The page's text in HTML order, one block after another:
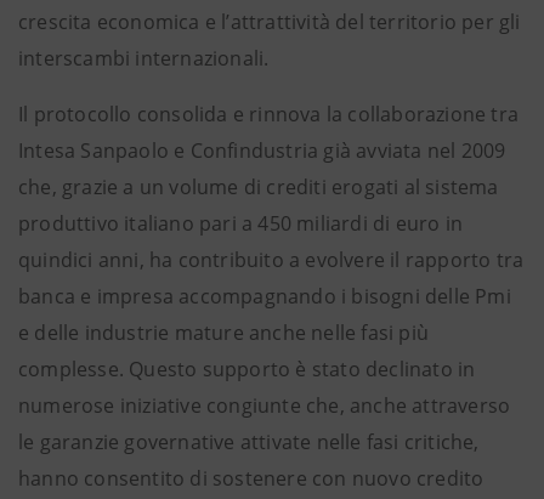
crescita economica e l’attrattività del territorio per gli
interscambi internazionali.
Il protocollo consolida e rinnova la collaborazione tra
Intesa Sanpaolo e Confindustria già avviata nel 2009
che, grazie a un volume di crediti erogati al sistema
produttivo italiano pari a 450 miliardi di euro in
quindici anni, ha contribuito a evolvere il rapporto tra
banca e impresa accompagnando i bisogni delle Pmi
e delle industrie mature anche nelle fasi più
complesse. Questo supporto è stato declinato in
numerose iniziative congiunte che, anche attraverso
le garanzie governative attivate nelle fasi critiche,
hanno consentito di sostenere con nuovo credito